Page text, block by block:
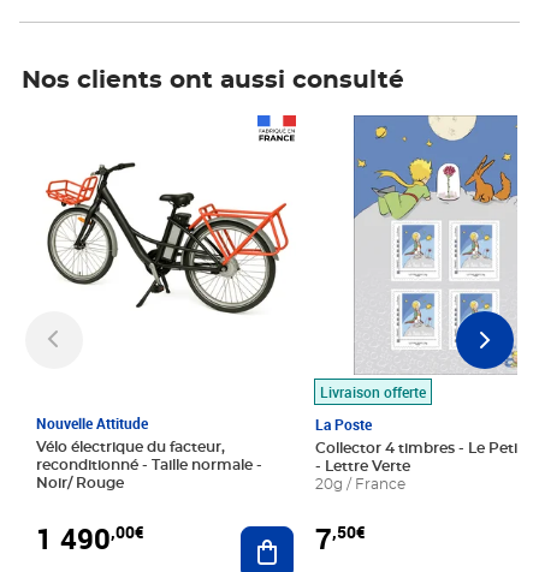
Nos clients ont aussi consulté
Nouvelle Attitude
Vélo électrique du facteur,
reconditionné - Taille normale -
Noir/ Rouge
1 490,00€ Ajouter au panier
Livraison offerte
La Poste
Collector 4 timbres - Le Petit
- Lettre Verte
20g / France
7,50€
Prix 7,50€